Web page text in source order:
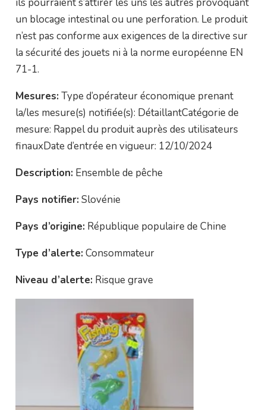
un blocage intestinal ou une perforation. Le produit
n’est pas conforme aux exigences de la directive sur
la sécurité des jouets ni à la norme européenne EN
71-1.
Mesures: Type d’opérateur économique prenant
la/les mesure(s) notifiée(s): DétaillantCatégorie de
mesure: Rappel du produit auprès des utilisateurs
finauxDate d’entrée en vigueur: 12/10/2024
Description: Ensemble de pêche
Pays notifier: Slovénie
Pays d’origine: République populaire de Chine
Type d’alerte: Consommateur
Niveau d’alerte: Risque grave